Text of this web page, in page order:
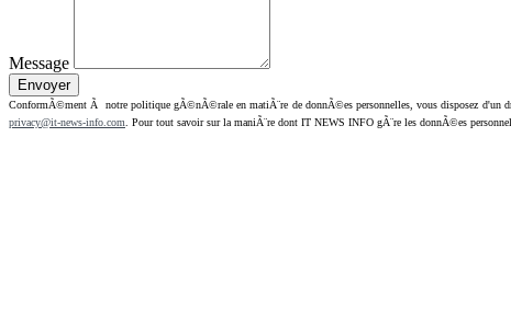
Message
ConformÃ©ment Ã notre politique gÃ©nÃ©rale en matiÃ¨re de donnÃ©es personnelles, vous disposez d'un
privacy@it-news-info.com . Pour tout savoir sur la maniÃ¨re dont IT NEWS INFO gÃ¨re les donnÃ©es